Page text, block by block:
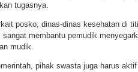
tugasnya.
posko, dinas-dinas kesehatan di
sangat membantu pemudik
mudik.
pihak swasta juga harus